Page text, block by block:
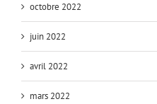
octobre 2022
juin 2022
avril 2022
mars 2022